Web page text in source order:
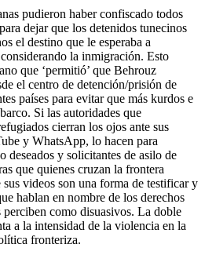
pudieron haber confiscado todos
dejar que los detenidos tunecinos
el destino que le esperaba a
la inmigración. Esto
que ‘permitió’ que Behrouz
el centro de detención/prisión de
países para evitar que más kurdos e
Si las autoridades que
cierran los ojos ante sus
y WhatsApp, lo hacen para
deseados y solicitantes de asilo de
que quienes cruzan la frontera
videos son una forma de testificar y
hablan en nombre de los derechos
perciben como disuasivos. La doble
a la intensidad de la violencia en la
fronteriza.